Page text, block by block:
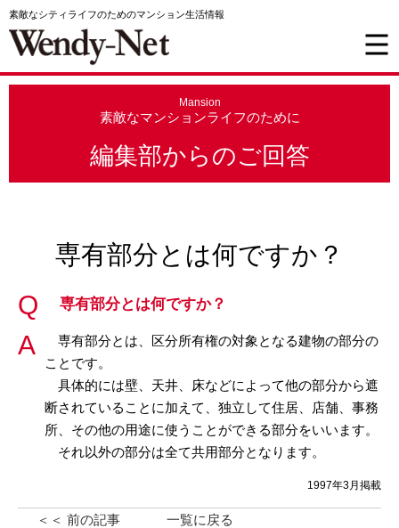
素敵なシティライフのためのマンション生活情報
Mansion
素敵なマンションライフのために
編集部からのご回答
専有部分とは何ですか？
専有部分とは何ですか？
専有部分とは、区分所有権の対象となる建物の部分の
ことです。
具体的には壁、天井、床などによって他の部分から遮
断されていることに加えて、独立して住居、店舗、事務
所、その他の用途に使うことができる部分をいいます。
それ以外の部分は全て共用部分となります。
1997年3月掲載
＜＜ 前の記事 一覧に戻る